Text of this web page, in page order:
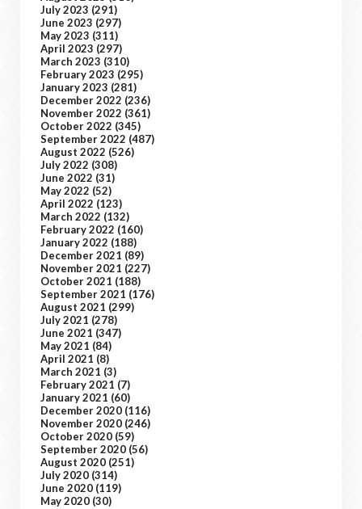
July 2023 (291)
June 2023 (297)
May 2023 (311)
April 2023 (297)
March 2023 (310)
February 2023 (295)
January 2023 (281)
December 2022 (236)
November 2022 (361)
October 2022 (345)
September 2022 (487)
August 2022 (526)
July 2022 (308)
June 2022 (31)
May 2022 (52)
April 2022 (123)
March 2022 (132)
February 2022 (160)
January 2022 (188)
December 2021 (89)
November 2021 (227)
October 2021 (188)
September 2021 (176)
August 2021 (299)
July 2021 (278)
June 2021 (347)
May 2021 (84)
April 2021 (8)
March 2021 (3)
February 2021 (7)
January 2021 (60)
December 2020 (116)
November 2020 (246)
October 2020 (59)
September 2020 (56)
August 2020 (251)
July 2020 (314)
June 2020 (119)
May 2020 (30)